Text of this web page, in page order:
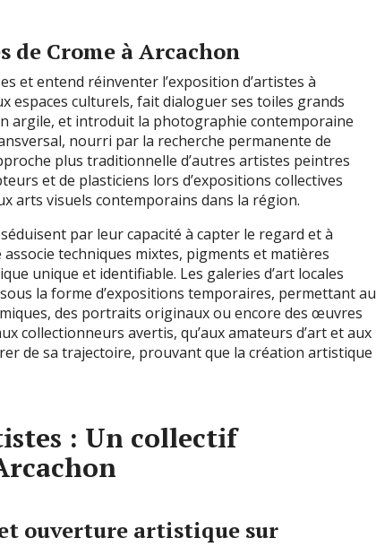
de Crome à Arcachon
et entend réinventer l’exposition d’artistes à
espaces culturels, fait dialoguer ses toiles grands
argile, et introduit la photographie contemporaine
nourri par la recherche permanente de
plus traditionnelle d’autres artistes peintres
et de plasticiens lors d’expositions collectives
arts visuels contemporains dans la région.
par leur capacité à capter le regard et à
techniques mixtes, pigments et matières
unique et identifiable. Les galeries d’art locales
la forme d’expositions temporaires, permettant au
des portraits originaux ou encore des œuvres
collectionneurs avertis, qu’aux amateurs d’art et aux
de sa trajectoire, prouvant que la création artistique
: Un collectif
ouverture artistique sur